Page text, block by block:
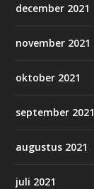
december 2021
november 2021
oktober 2021
september 2021
augustus 2021
juli 2021